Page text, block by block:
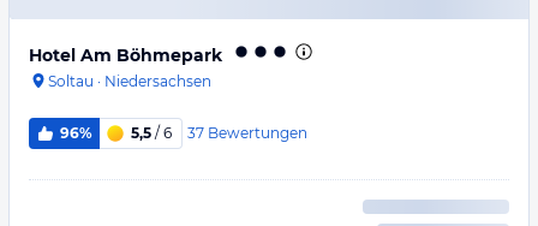
Hotel Am Böhmepark
Soltau · Niedersachsen
96% 5,5 / 6 37 Bewertungen